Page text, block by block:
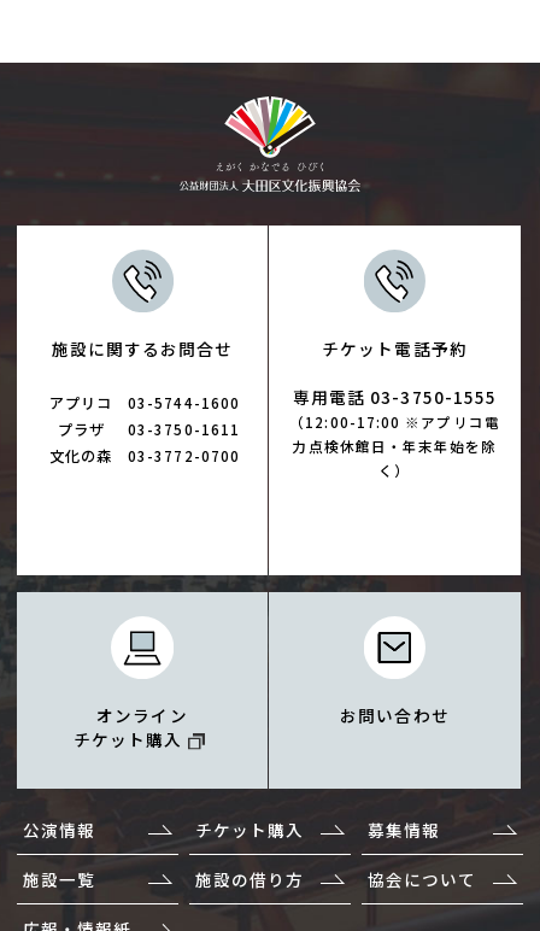
施設に関するお問合せ
アプリコ 03-5744-1600
プラザ 03-3750-1611
文化の森 03-3772-0700
チケット電話予約
専用電話 03-3750-1555
（12:00-17:00 ※アプリコ電
力点検休館日・年末年始を除
く）
オンライン
チケット購入
お問い合わせ
公演情報 チケット購入 募集情報
施設一覧 施設の借り方 協会について